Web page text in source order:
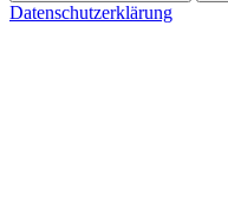
Datenschutzerklärung